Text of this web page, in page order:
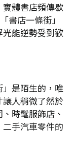
體書店頻傳歇
書店一條街」
能逆勢受到歡
是陌生的，唯
人稍微了然於
時髦服飾店、
手汽車零件的